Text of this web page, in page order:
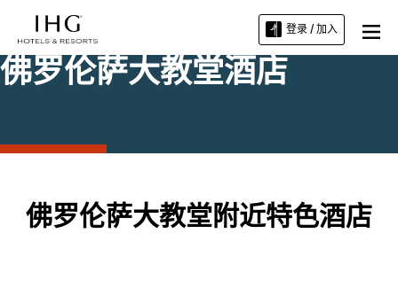
登录 / 加入
佛罗伦萨大教堂酒店
佛罗伦萨大教堂附近特色酒店